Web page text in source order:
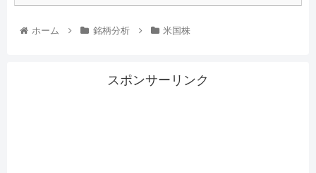
ホーム 銘柄分析 米国株
スポンサーリンク